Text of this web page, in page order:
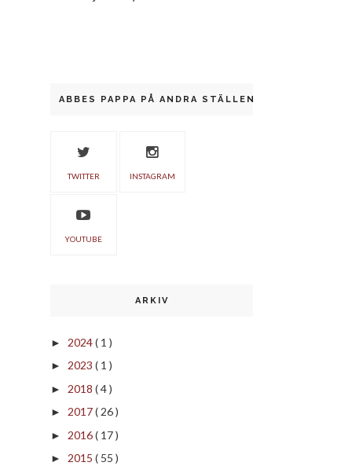
ABBES PAPPA PÅ ANDRA STÄLLEN
TWITTER INSTAGRAM
YOUTUBE
ARKIV
► 2024( 1 )
► 2023 ( 1 )
► 2018 ( 4 )
► 2017( 26 )
► 2016( 17 )
► 2015 ( 55 )